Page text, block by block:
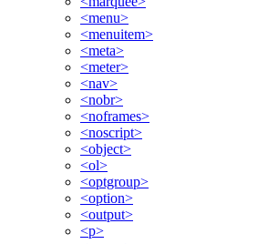
<menu>
<menuitem>
<meta>
<meter>
<nav>
<nobr>
<noframes>
<noscript>
<object>
<ol>
<optgroup>
<option>
<output>
<p>